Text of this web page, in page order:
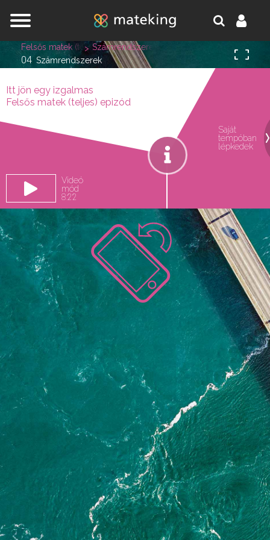
Felsős matek (teljes)Számrendszerek és a hatványozás alapjai
Számrendszerek
04
Itt jön egy izgalmas
Felsős matek (teljes) epizód
Videó
mód
8:22
Saját
tempóban
lépkedek